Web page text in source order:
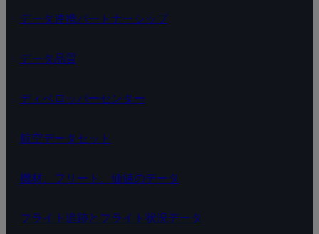
キ
シ
ィ
計
の
データ連携パートナーシップ
データ品質
ディベロッパーセンター
航空データセット
機材、フリート、価値のデータ
フライト追跡とフライト状況データ